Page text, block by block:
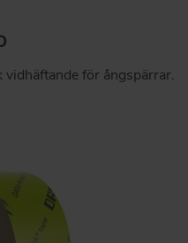
för ångspärrar.